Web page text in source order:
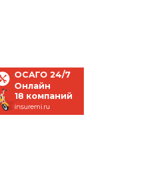
ОСАГО 24/7
Онлайн
18 компаний
insuremi.ru